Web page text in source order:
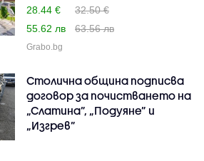
28.44 €
32.50 €
55.62 лв
63.56 лв
Grabo.bg
Столична община подписва
договор за почистването на
„Слатина”, „Подуяне” и
„Изгрев”